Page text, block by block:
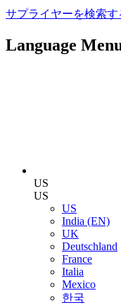
サプライヤーを検索す
Language
US
US
US
India (EN)
UK
Deutschland
France
Italia
Mexico
한국